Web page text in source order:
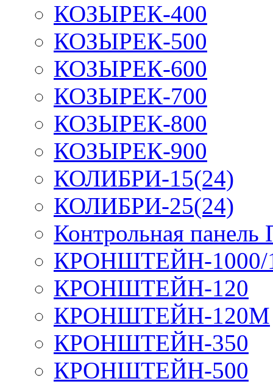
КОЗЫРЕК-400
КОЗЫРЕК-500
КОЗЫРЕК-600
КОЗЫРЕК-700
КОЗЫРЕК-800
КОЗЫРЕК-900
КОЛИБРИ-15(24)
КОЛИБРИ-25(24)
Контрольная
КРОНШТЕЙН-1000/
КРОНШТЕЙН-120
КРОНШТЕЙН-120М
КРОНШТЕЙН-350
КРОНШТЕЙН-500